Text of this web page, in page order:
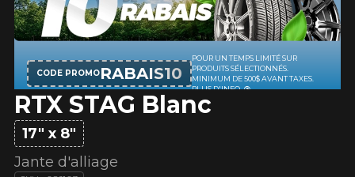
PNEUS
RECHERCHE DE PNEUS VOIR TOUT
Rechercher par
Par dimensions
Recherche par dimensions
ROUES
RECHERCHE DE ROUES
Par véhicule
ENSEMBLES
RECHERCHE D'ENSEMBLES
PROMOTIONS
RTX STAG Blanc
17" x 8"
Jante d'alliage
CODE PROMORABAIS10
POUR UN TEMPS LIMITÉ SUR
PRODUITS SÉLECTIONNÉS.
MINIMUM DE 500$ AVANT TAXES.
PLUS D'INFO